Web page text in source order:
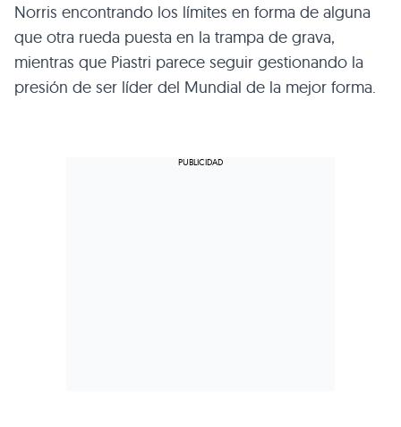
Norris encontrando los límites en forma de alguna
que otra rueda puesta en la trampa de grava,
mientras que Piastri parece seguir gestionando la
presión de ser líder del Mundial de la mejor forma.